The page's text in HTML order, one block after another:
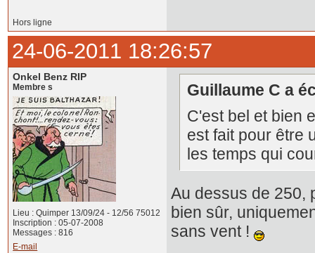
Hors ligne
24-06-2011 18:26:57
Onkel Benz RIP
Membre s
Lieu : Quimper 13/09/24 - 12/56 75012
Inscription : 05-07-2008
Messages : 816
E-mail
Guillaume C a
C'est bel et bien
est fait pour être
les temps qui
Au dessus de 250,
bien sûr,
sans vent !